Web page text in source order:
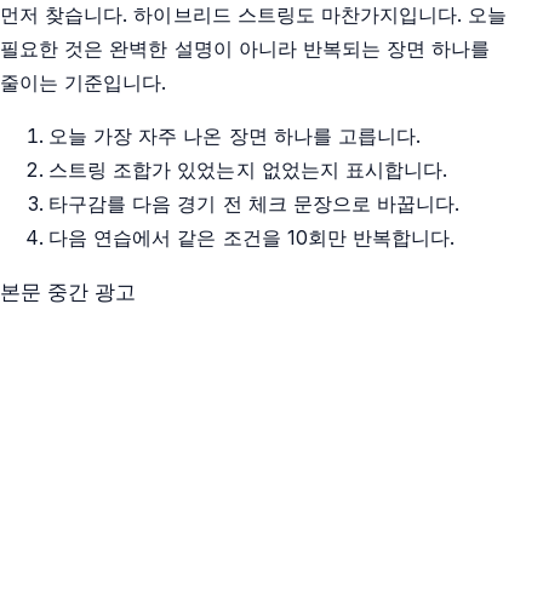
먼저 찾습니다. 하이브리드 스트링도 마찬가지입니다. 오늘
필요한 것은 완벽한 설명이 아니라 반복되는 장면 하나를
줄이는 기준입니다.
오늘 가장 자주 나온 장면 하나를 고릅니다.
스트링 조합가 있었는지 없었는지 표시합니다.
타구감를 다음 경기 전 체크 문장으로 바꿉니다.
다음 연습에서 같은 조건을 10회만 반복합니다.
본문 중간 광고